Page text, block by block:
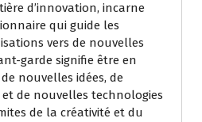
d’innovation, incarne
qui guide les
vers de nouvelles
garde signifie être en
nouvelles idées, de
de nouvelles technologies
de la créativité et du